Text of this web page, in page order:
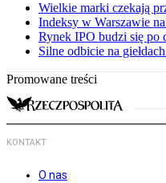
Wielkie marki czekają
Indeksy w Warszawie
Rynek IPO budzi się po
Silne odbicie na
Promowane treści
KONTAKT
O nas